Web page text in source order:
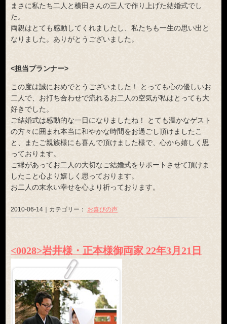
まさに私たち二人と横田さんの三人で作り上げた結婚式でし
た。
両親はとても感動してくれましたし、私たちも一生の思い出と
なりました。ありがとうございました。
<担当プランナー>
この度は誠におめでとうございました！ とっても心の優しいお
二人で、お打ち合わせで流れるお二人の空気が私はとっても大
好きでした。
ご結婚式は感動的な一日になりましたね！ とても温かなゲスト
の方々に囲まれ本当に和やかな時間をお過ごし頂けましたこ
と、またご親族様にも喜んで頂けました様で、心から嬉しく思
っております。
ご縁があってお二人の大切なご結婚式をサポートさせて頂けま
したこと心より嬉しく思っております。
お二人の末永い幸せを心より祈っております。
2010-06-14｜カテゴリー： お喜びの声
<0028>岩井様・正本様御両家 22年3月21日